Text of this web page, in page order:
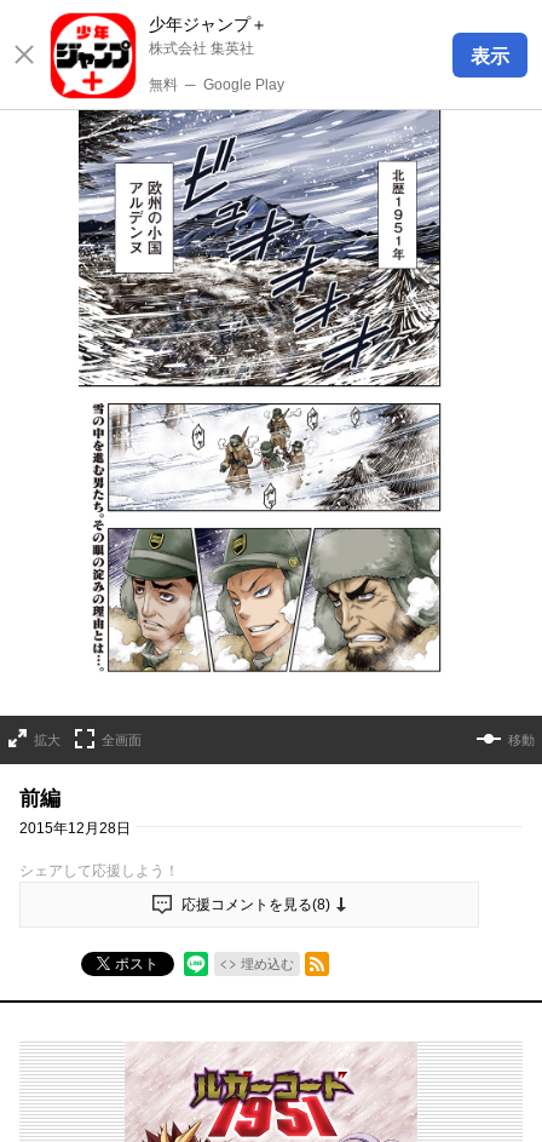
少年ジャンプ＋
株式会社 集英社
無料 ─ Google Play
表示
拡大 全画面 移動
前編
2015年12月28日
シェアして応援しよう！
応援コメントを見る(8)
ポスト 埋め込む
RSSフィード